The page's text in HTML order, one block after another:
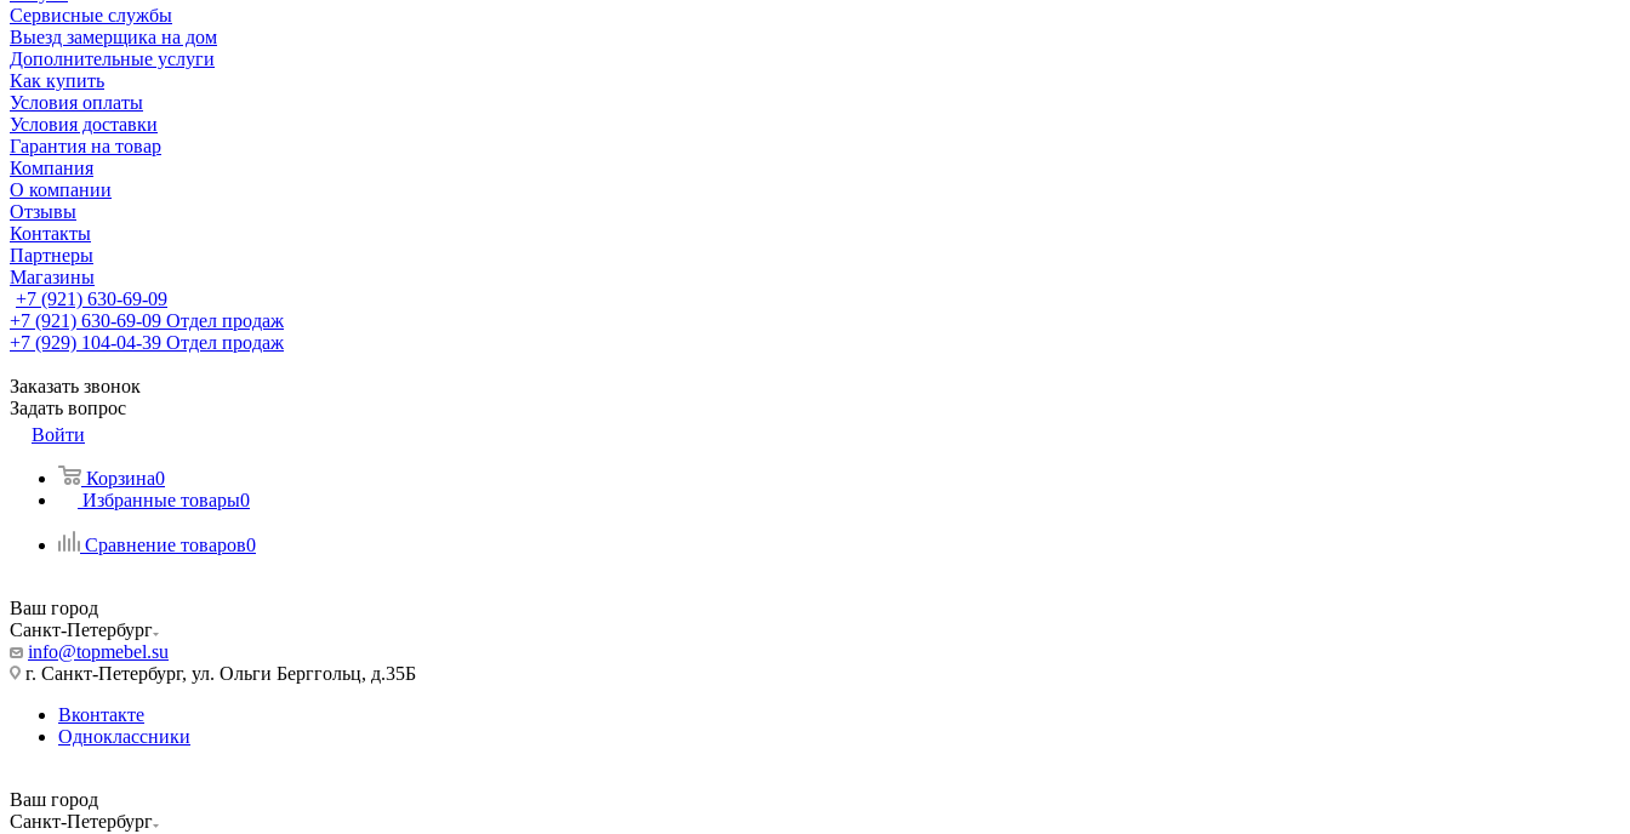
Сервисные службы
Выезд замерщика на дом
Дополнительные услуги
Как купить
Условия оплаты
Условия доставки
Гарантия на товар
Компания
О компании
Отзывы
Контакты
Партнеры
Магазины
+7 (921) 630-69-09
+7 (921) 630-69-09 Отдел продаж
+7 (929) 104-04-39 Отдел продаж
Заказать звонок
Задать вопрос
Войти
Корзина0
Избранные товары0
Сравнение товаров0
Ваш город
Санкт-Петербург
info@topmebel.su
г. Санкт-Петербург, ул. Ольги Берггольц, д.35Б
Вконтакте
Одноклассники
Ваш город
Санкт-Петербург